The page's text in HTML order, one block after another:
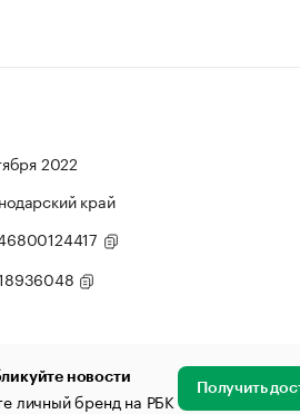
2022
край
новости
личный бренд на РБК Получить